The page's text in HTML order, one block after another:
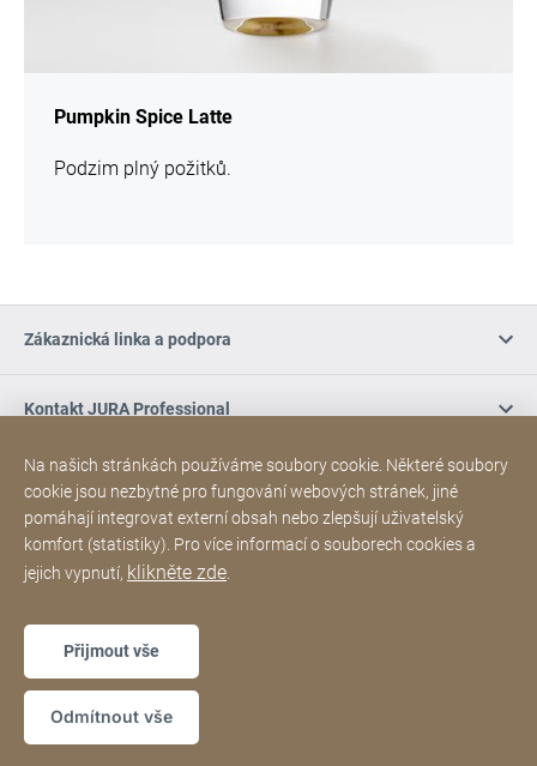
Pumpkin Spice Latte
Podzim plný požitků.
Zákaznická linka a podpora
Kontakt JURA Professional
Nákup online / Podmínky
Sociální média
Webová
stránka
[Website
information]
Poděkování
Na našich stránkách používáme soubory cookie. Některé soubory
cookie jsou nezbytné pro fungování webových stránek, jiné
pomáhají integrovat externí obsah nebo zlepšují uživatelský
komfort (statistiky). Pro více informací o souborech cookies a
jejich vypnutí, klikněte zde
Přijmout vše
Odmítnout vše